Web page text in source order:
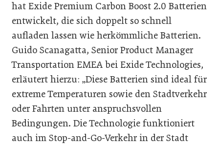
hat Exide Premium Carbon Boost 2.0 Batterien
entwickelt, die sich doppelt so schnell
aufladen lassen wie herkömmliche Batterien.
Guido Scanagatta, Senior Product Manager
Transportation EMEA bei Exide Technologies,
erläutert hierzu: „Diese Batterien sind ideal für
extreme Temperaturen sowie den Stadtverkehr
oder Fahrten unter anspruchsvollen
Bedingungen. Die Technologie funktioniert
auch im Stop-and-Go-Verkehr in der Stadt